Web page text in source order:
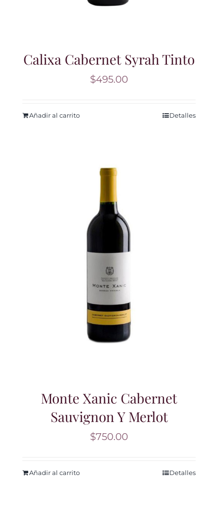
Calixa Cabernet Syrah Tinto
$495.00
Añadir al carrito Detalles
Monte Xanic Cabernet
Sauvignon Y Merlot
$750.00
Añadir al carrito Detalles